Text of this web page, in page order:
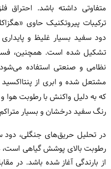
متفاوتی داشته باشد. احتراق
دود سفید بسیار غلیظ و
نظامی و صنعتی استفاده
که به دلیل واکنش با رطوبت
رنگ سفید درخشان و بسیار متراکم
در تحلیل حریق‌های جنگلی،
رطوبت بالای پوشش گیاهی است،
از بارندگی آغاز شده باشد. در